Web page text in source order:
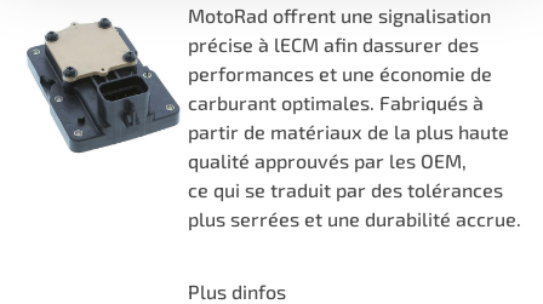
MotoRad offrent une signalisation
précise à lECM afin dassurer des
performances et une économie de
carburant optimales. Fabriqués à
partir de matériaux de la plus haute
qualité approuvés par les OEM,
ce qui se traduit par des tolérances
plus serrées et une durabilité accrue.
Plus dinfos